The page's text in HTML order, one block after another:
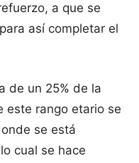
a que se
así completar el
de un 25% de la
este rango etario se
se está
cual se hace